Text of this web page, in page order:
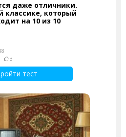
даже отличники.
классике, который
на 10 из 10
3
тест